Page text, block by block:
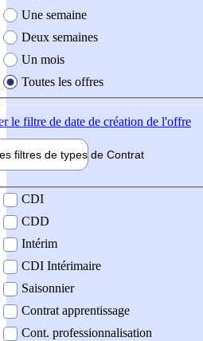
Une semaine
Deux semaines
Un mois
Toutes les offres
le filtre de date de création de l'offre
filtres de types de Contrat
contrat
CDI
CDD
Intérim
CDI Intérimaire
Saisonnier
Contrat apprentissage
Cont. professionnalisation